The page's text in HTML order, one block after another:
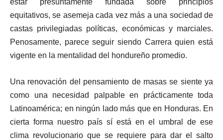
estar presuntamente fundada sobre principios
equitativos, se asemeja cada vez más a una sociedad de
castas privilegiadas políticas, económicas y marciales.
Penosamente, parece seguir siendo Carrera quien está
vigente en la mentalidad del hondureño promedio.
Una renovación del pensamiento de masas se siente ya
como una necesidad palpable en prácticamente toda
Latinoamérica; en ningún lado más que en Honduras. En
cierta forma nuestro país sí está en el umbral de ese
clima revolucionario que se requiere para dar el salto